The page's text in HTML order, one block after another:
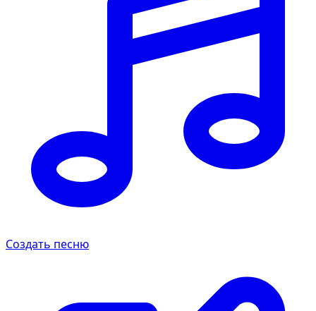
Создать песню